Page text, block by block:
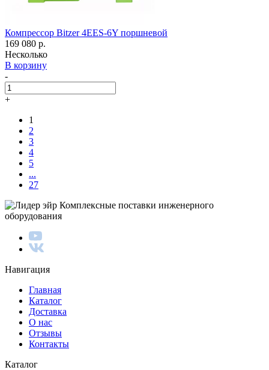
Компрессор Bitzer 4EES-6Y поршневой
169 080 р.
Несколько
В корзину
-
+
1
2
3
4
5
...
27
Комплексные поставки инженерного
оборудования
Навигация
Главная
Каталог
Доставка
О нас
Отзывы
Контакты
Каталог